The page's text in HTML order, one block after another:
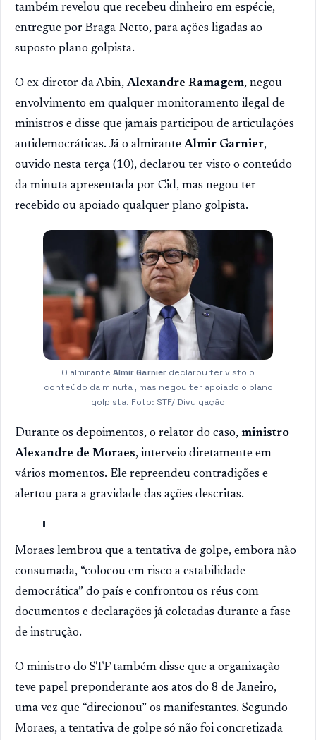
também revelou que recebeu dinheiro em espécie,
entregue por Braga Netto, para ações ligadas ao
suposto plano golpista.
O ex-diretor da Abin,Alexandre Ramagem, negou
envolvimento em qualquer monitoramento ilegal de
ministros e disse que jamais participou de articulações
antidemocráticas. Já o almiranteAlmir Garnier,
ouvido nesta terça (10), declarou ter visto o conteúdo
da minuta apresentada por Cid, mas negou ter
recebido ou apoiado qualquer plano golpista.
O almirante Almir Garnier declarou ter visto o
conteúdo da minuta , mas negou ter apoiado o plano
golpista. Foto: STF/ Divulgação
Durante os depoimentos, o relator do caso, ministro
Alexandre de Moraes, interveio diretamente em
vários momentos. Ele repreendeu contradições e
alertou para a gravidade das ações descritas.
Moraes lembrou que a tentativa de golpe, embora não
consumada, “colocou em risco a estabilidade
democrática” do país e confrontou os réus com
documentos e declarações já coletadas durante a fase
de instrução.
O ministro do STF também disse que a organização
teve papel preponderante aos atos do 8 de Janeiro,
uma vez que “direcionou” os manifestantes. Segundo
Moraes, a tentativa de golpe só não foi concretizada